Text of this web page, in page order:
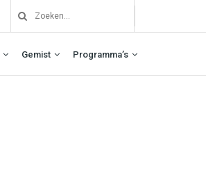
Gemist Programma’s